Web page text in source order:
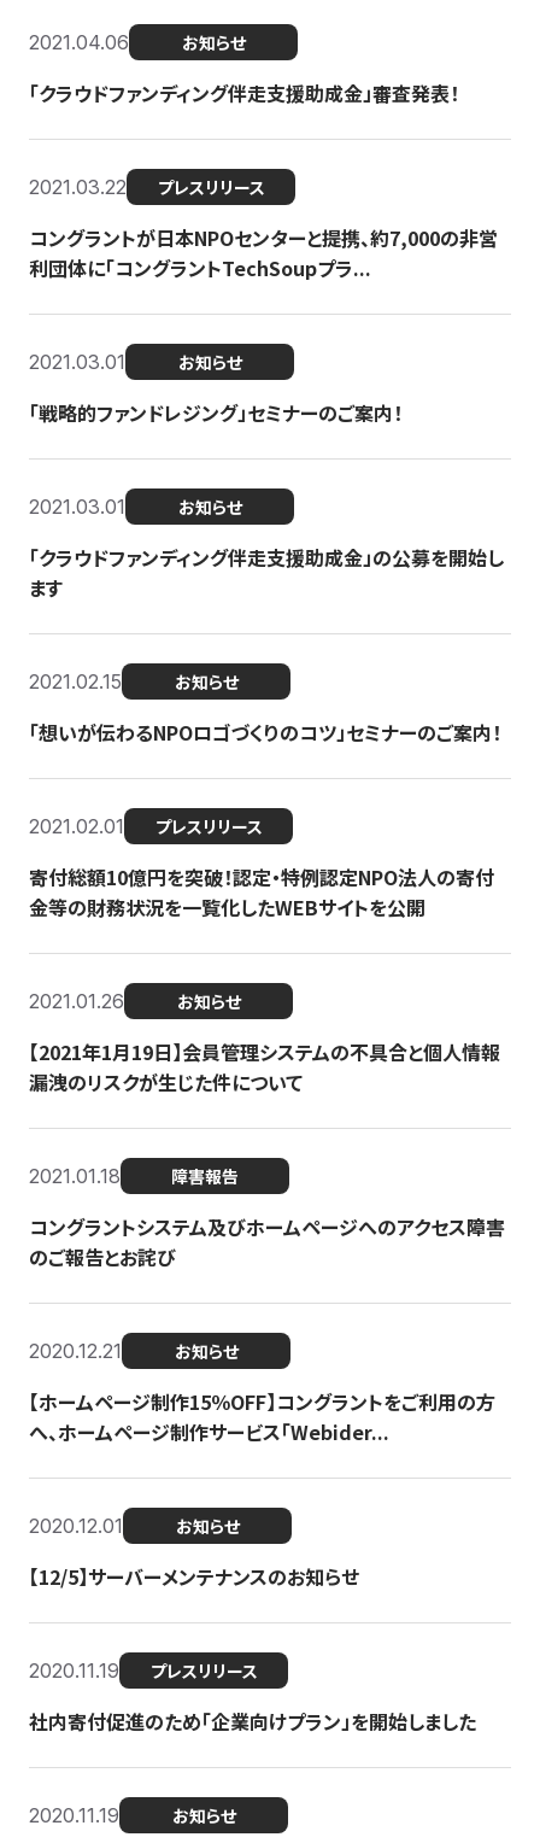
2021.04.06 お知らせ
「クラウドファンディング伴走支援助成金」審査発表！
2021.03.22 プレスリリース
コングラントが日本NPOセンターと提携、約7,000の非営
利団体に「コングラントTechSoupプラ...
2021.03.01 お知らせ
「戦略的ファンドレジング」セミナーのご案内！
2021.03.01 お知らせ
「クラウドファンディング伴走支援助成金」の公募を開始し
ます
2021.02.15 お知らせ
「想いが伝わるNPOロゴづくりのコツ」セミナーのご案内！
2021.02.01 プレスリリース
寄付総額10億円を突破！認定・特例認定NPO法人の寄付
金等の財務状況を一覧化したWEBサイトを公開
2021.01.26 お知らせ
【2021年1月19日】会員管理システムの不具合と個人情報
漏洩のリスクが生じた件について
2021.01.18 障害報告
コングラントシステム及びホームページへのアクセス障害
のご報告とお詫び
2020.12.21 お知らせ
【ホームページ制作15％OFF】コングラントをご利用の方
へ、ホームページ制作サービス「Webider...
2020.12.01 お知らせ
【12/5】サーバーメンテナンスのお知らせ
2020.11.19 プレスリリース
社内寄付促進のため「企業向けプラン」を開始しました
2020.11.19 お知らせ